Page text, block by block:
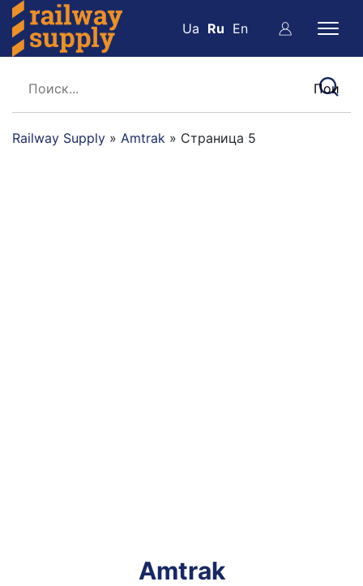
Ua Ru En
Railway Supply » Amtrak » Страница 5
Amtrak